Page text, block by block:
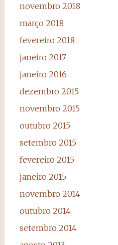
novembro 2018
março 2018
fevereiro 2018
janeiro 2017
janeiro 2016
dezembro 2015
novembro 2015
outubro 2015
setembro 2015
fevereiro 2015
janeiro 2015
novembro 2014
outubro 2014
setembro 2014